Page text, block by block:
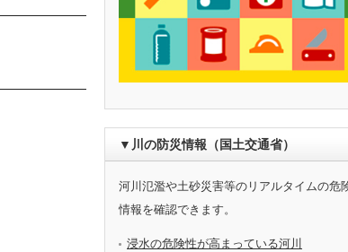
▼川の防災情報（国土交通省）
河川氾濫や土砂災害等のリアルタイムの危
情報を確認できます。
浸水の危険性が高まっている河川